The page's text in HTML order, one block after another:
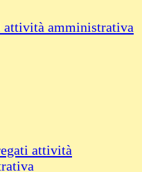
attività amministrativa
attività